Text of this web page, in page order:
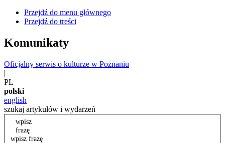
Przejdź do menu głównego
Przejdź do treści
Komunikaty
Oficjalny serwis o kulturze w Poznaniu
|
PL
polski
english
szukaj artykułów i wydarzeń
wpisz
frazę
wpisz frazę